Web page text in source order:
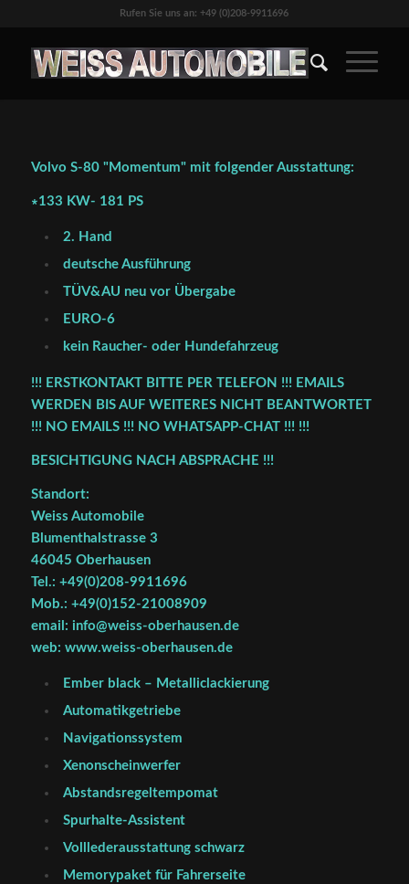
Rufen Sie uns an: +49 (0)208-9911696
Volvo S-80 "Momentum" mit folgender Ausstattung:
∗133 KW- 181 PS
2. Hand
deutsche Ausführung
TÜV&AU neu vor Übergabe
EURO-6
kein Raucher- oder Hundefahrzeug
!!! ERSTKONTAKT BITTE PER TELEFON !!! EMAILS
WERDEN BIS AUF WEITERES NICHT BEANTWORTET
!!! NO EMAILS !!! NO WHATSAPP-CHAT !!! !!!
BESICHTIGUNG NACH ABSPRACHE !!!
Standort:
Weiss Automobile
Blumenthalstrasse 3
46045 Oberhausen
Tel.: +49(0)208-9911696
Mob.: +49(0)152-21008909
email: info@weiss-oberhausen.de
web: www.weiss-oberhausen.de
Ember black – Metalliclackierung
Automatikgetriebe
Navigationssystem
Xenonscheinwerfer
Abstandsregeltempomat
Spurhalte-Assistent
Volllederausstattung schwarz
Memorypaket für Fahrerseite